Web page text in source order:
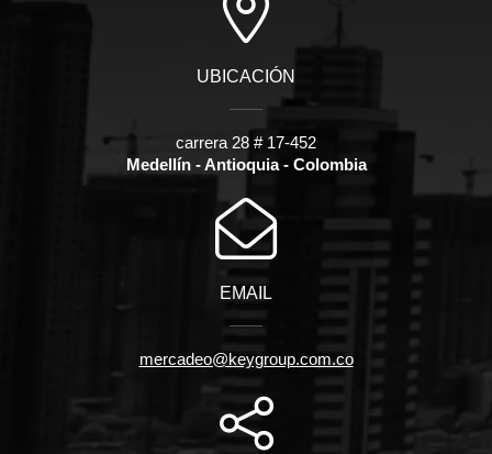
UBICACIÓN
carrera 28 # 17-452
Medellín - Antioquia - Colombia
EMAIL
mercadeo@keygroup.com.co